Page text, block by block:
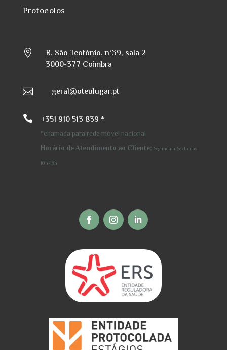
Protocolos

R. São Teotónio, nº39, sala 2
3000-377 Coimbra
 geral@oteulugar.pt
 +351 910 513 839 *
*chamada para rede móvel nacional
Horário de Atendimento ao Cliente: Segunda a Sexta das
10h-18h